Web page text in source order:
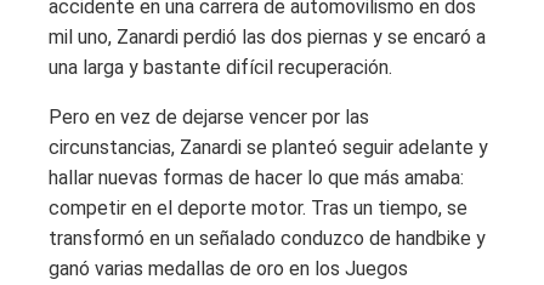
accidente en una carrera de automovilismo en dos
mil uno, Zanardi perdió las dos piernas y se encaró a
una larga y bastante difícil recuperación.
Pero en vez de dejarse vencer por las
circunstancias, Zanardi se planteó seguir adelante y
hallar nuevas formas de hacer lo que más amaba:
competir en el deporte motor. Tras un tiempo, se
transformó en un señalado conduzco de handbike y
ganó varias medallas de oro en los Juegos